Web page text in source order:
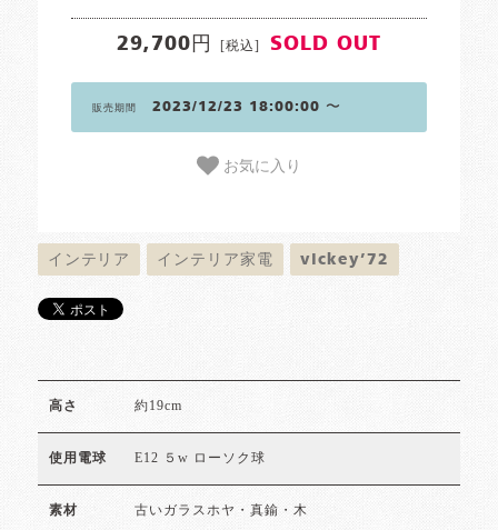
29,700円 [税込] SOLD OUT
販売期間 2023/12/23 18:00:00 〜
お気に入り
インテリア インテリア家電 vickey’72
高さ 約19cm
使用電球 E12 ５w ローソク球
素材 古いガラスホヤ・真鍮・木